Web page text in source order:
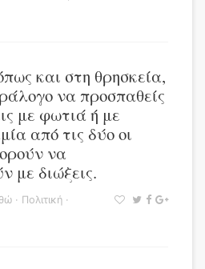
και στη θρησκεία,
να προσπαθείς
με φωτιά ή με
από τις δύο οι
να
με διώξεις.
· Πολιτική ·